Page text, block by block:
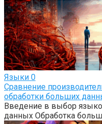
Языки 0
Сравнение
обработки больших
Введение в выбор
данных Обработка